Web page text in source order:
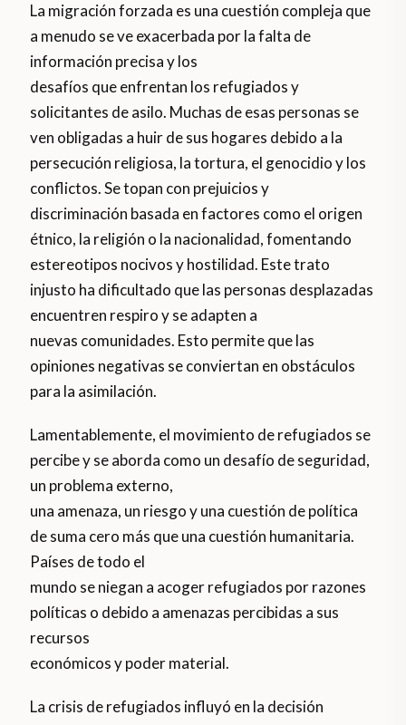
La migración forzada es una cuestión compleja que
a menudo se ve exacerbada por la falta de
información precisa y los
desafíos que enfrentan los refugiados y
solicitantes de asilo. Muchas de esas personas se
ven obligadas a huir de sus hogares debido a la
persecución religiosa, la tortura, el genocidio y los
conflictos. Se topan con prejuicios y
discriminación basada en factores como el origen
étnico, la religión o la nacionalidad, fomentando
estereotipos nocivos y hostilidad. Este trato
injusto ha dificultado que las personas desplazadas
encuentren respiro y se adapten a
nuevas comunidades. Esto permite que las
opiniones negativas se conviertan en obstáculos
para la asimilación.
Lamentablemente, el movimiento de refugiados se
percibe y se aborda como un desafío de seguridad,
un problema externo,
una amenaza, un riesgo y una cuestión de política
de suma cero más que una cuestión humanitaria.
Países de todo el
mundo se niegan a acoger refugiados por razones
políticas o debido a amenazas percibidas a sus
recursos
económicos y poder material.
La crisis de refugiados influyó en la decisión